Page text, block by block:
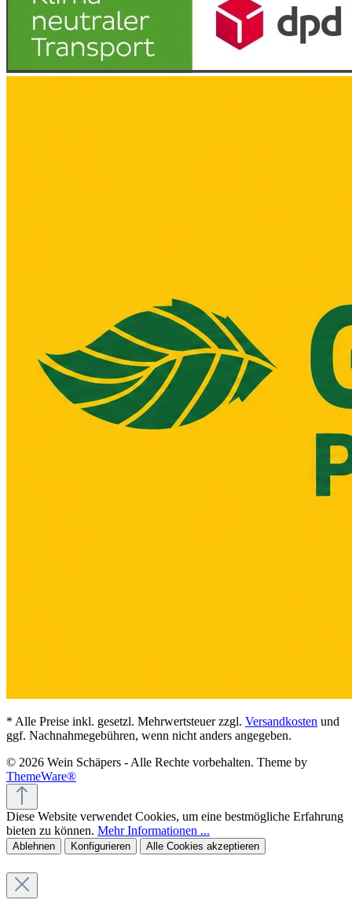
* Alle Preise inkl. gesetzl. Mehrwertsteuer zzgl. Versandkosten und
ggf. Nachnahmegebühren, wenn nicht anders angegeben.
© 2026 Wein Schäpers - Alle Rechte vorbehalten. Theme by
ThemeWare®
Diese Website verwendet Cookies, um eine bestmögliche Erfahrung
bieten zu können. Mehr Informationen ...
Ablehnen Konfigurieren Alle Cookies akzeptieren